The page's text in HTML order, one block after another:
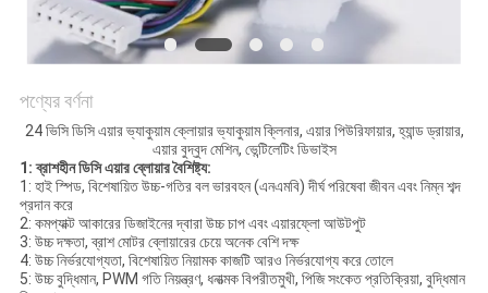
সাইট
ম্যাপ
গোপনীয়তা
নীতি
পণ্যের বর্ণনা
24 ভিসি ডিসি এয়ার ভ্যাকুয়াম ক্লোয়ার ভ্যাকুয়াম ক্লিনার, এয়ার পিউরিফায়ার, হ্যান্ড ড্রায়ার,
এয়ার বুদ্বুদ মেশিন, ভেন্টিলেটিং ডিভাইস
1: ব্রাশহীন ডিসি এয়ার ব্লোয়ার বৈশিষ্ট্য:
1: হাই স্পিড, বিশেষায়িত উচ্চ-গতির বল ভারবহন (এনএমবি) দীর্ঘ পরিষেবা জীবন এবং নিম্ন শব্দ
প্রদান করে
2: কমপ্যাক্ট আকারের ডিজাইনের দ্বারা উচ্চ চাপ এবং এয়ারফ্লো আউটপুট
3: উচ্চ দক্ষতা, ব্রাশ মোটর ব্লোয়ারের চেয়ে অনেক বেশি দক্ষ
4: উচ্চ নির্ভরযোগ্যতা, বিশেষায়িত নিয়ামক কাজটি আরও নির্ভরযোগ্য করে তোলে
5: উচ্চ বুদ্ধিমান, PWM গতি নিয়ন্ত্রণ, ধনাত্মক বিপরীতমুখী, পিজি সংকেত প্রতিক্রিয়া, বুদ্ধিমান